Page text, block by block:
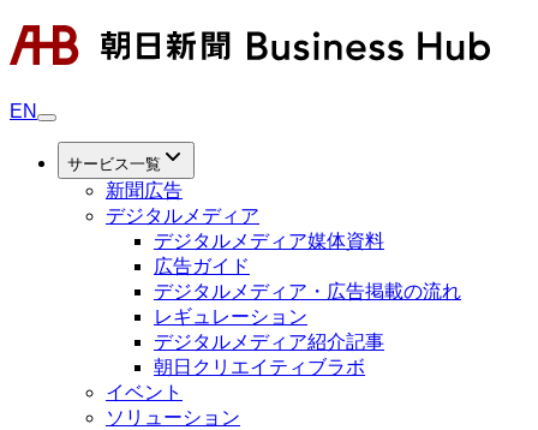
EN
サービス一覧
新聞広告
デジタルメディア
デジタルメディア媒体資料
広告ガイド
デジタルメディア・広告掲載の流れ
レギュレーション
デジタルメディア紹介記事
朝日クリエイティブラボ
イベント
ソリューション